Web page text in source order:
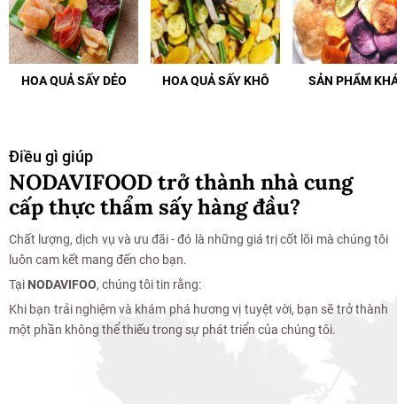
HOA QUẢ SẤY DẺO HOA QUẢ SẤY KHÔ SẢN PHẨM
Điều gì giúp
NODAVIFOOD trở thành nhà cung
cấp thực thẩm sấy hàng đầu?
Chất lượng, dịch vụ và ưu đãi - đó là những giá trị cốt lõi mà chúng tôi
luôn cam kết mang đến cho bạn.
Tại NODAVIFOO, chúng tôi tin rằng:
Khi bạn trải nghiệm và khám phá hương vị tuyệt vời, bạn sẽ trở thành
một phần không thể thiếu trong sự phát triển của chúng tôi.